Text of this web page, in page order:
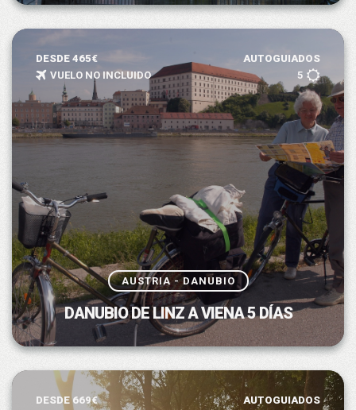
DESDE 465€
AUTOGUIADOS
VUELO NO INCLUIDO
5
AUSTRIA - DANUBIO
DANUBIO DE LINZ A VIENA 5 DÍAS
DESDE 669€
AUTOGUIADOS